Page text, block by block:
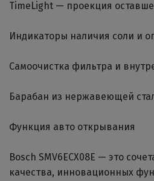
TimeLight — проекция
Индикаторы наличия соли и
Самоочистка фильтра и
Барабан из нержавеющей
Функция авто открывания
Bosch SMV6ECX08E — это
качества, инновационных